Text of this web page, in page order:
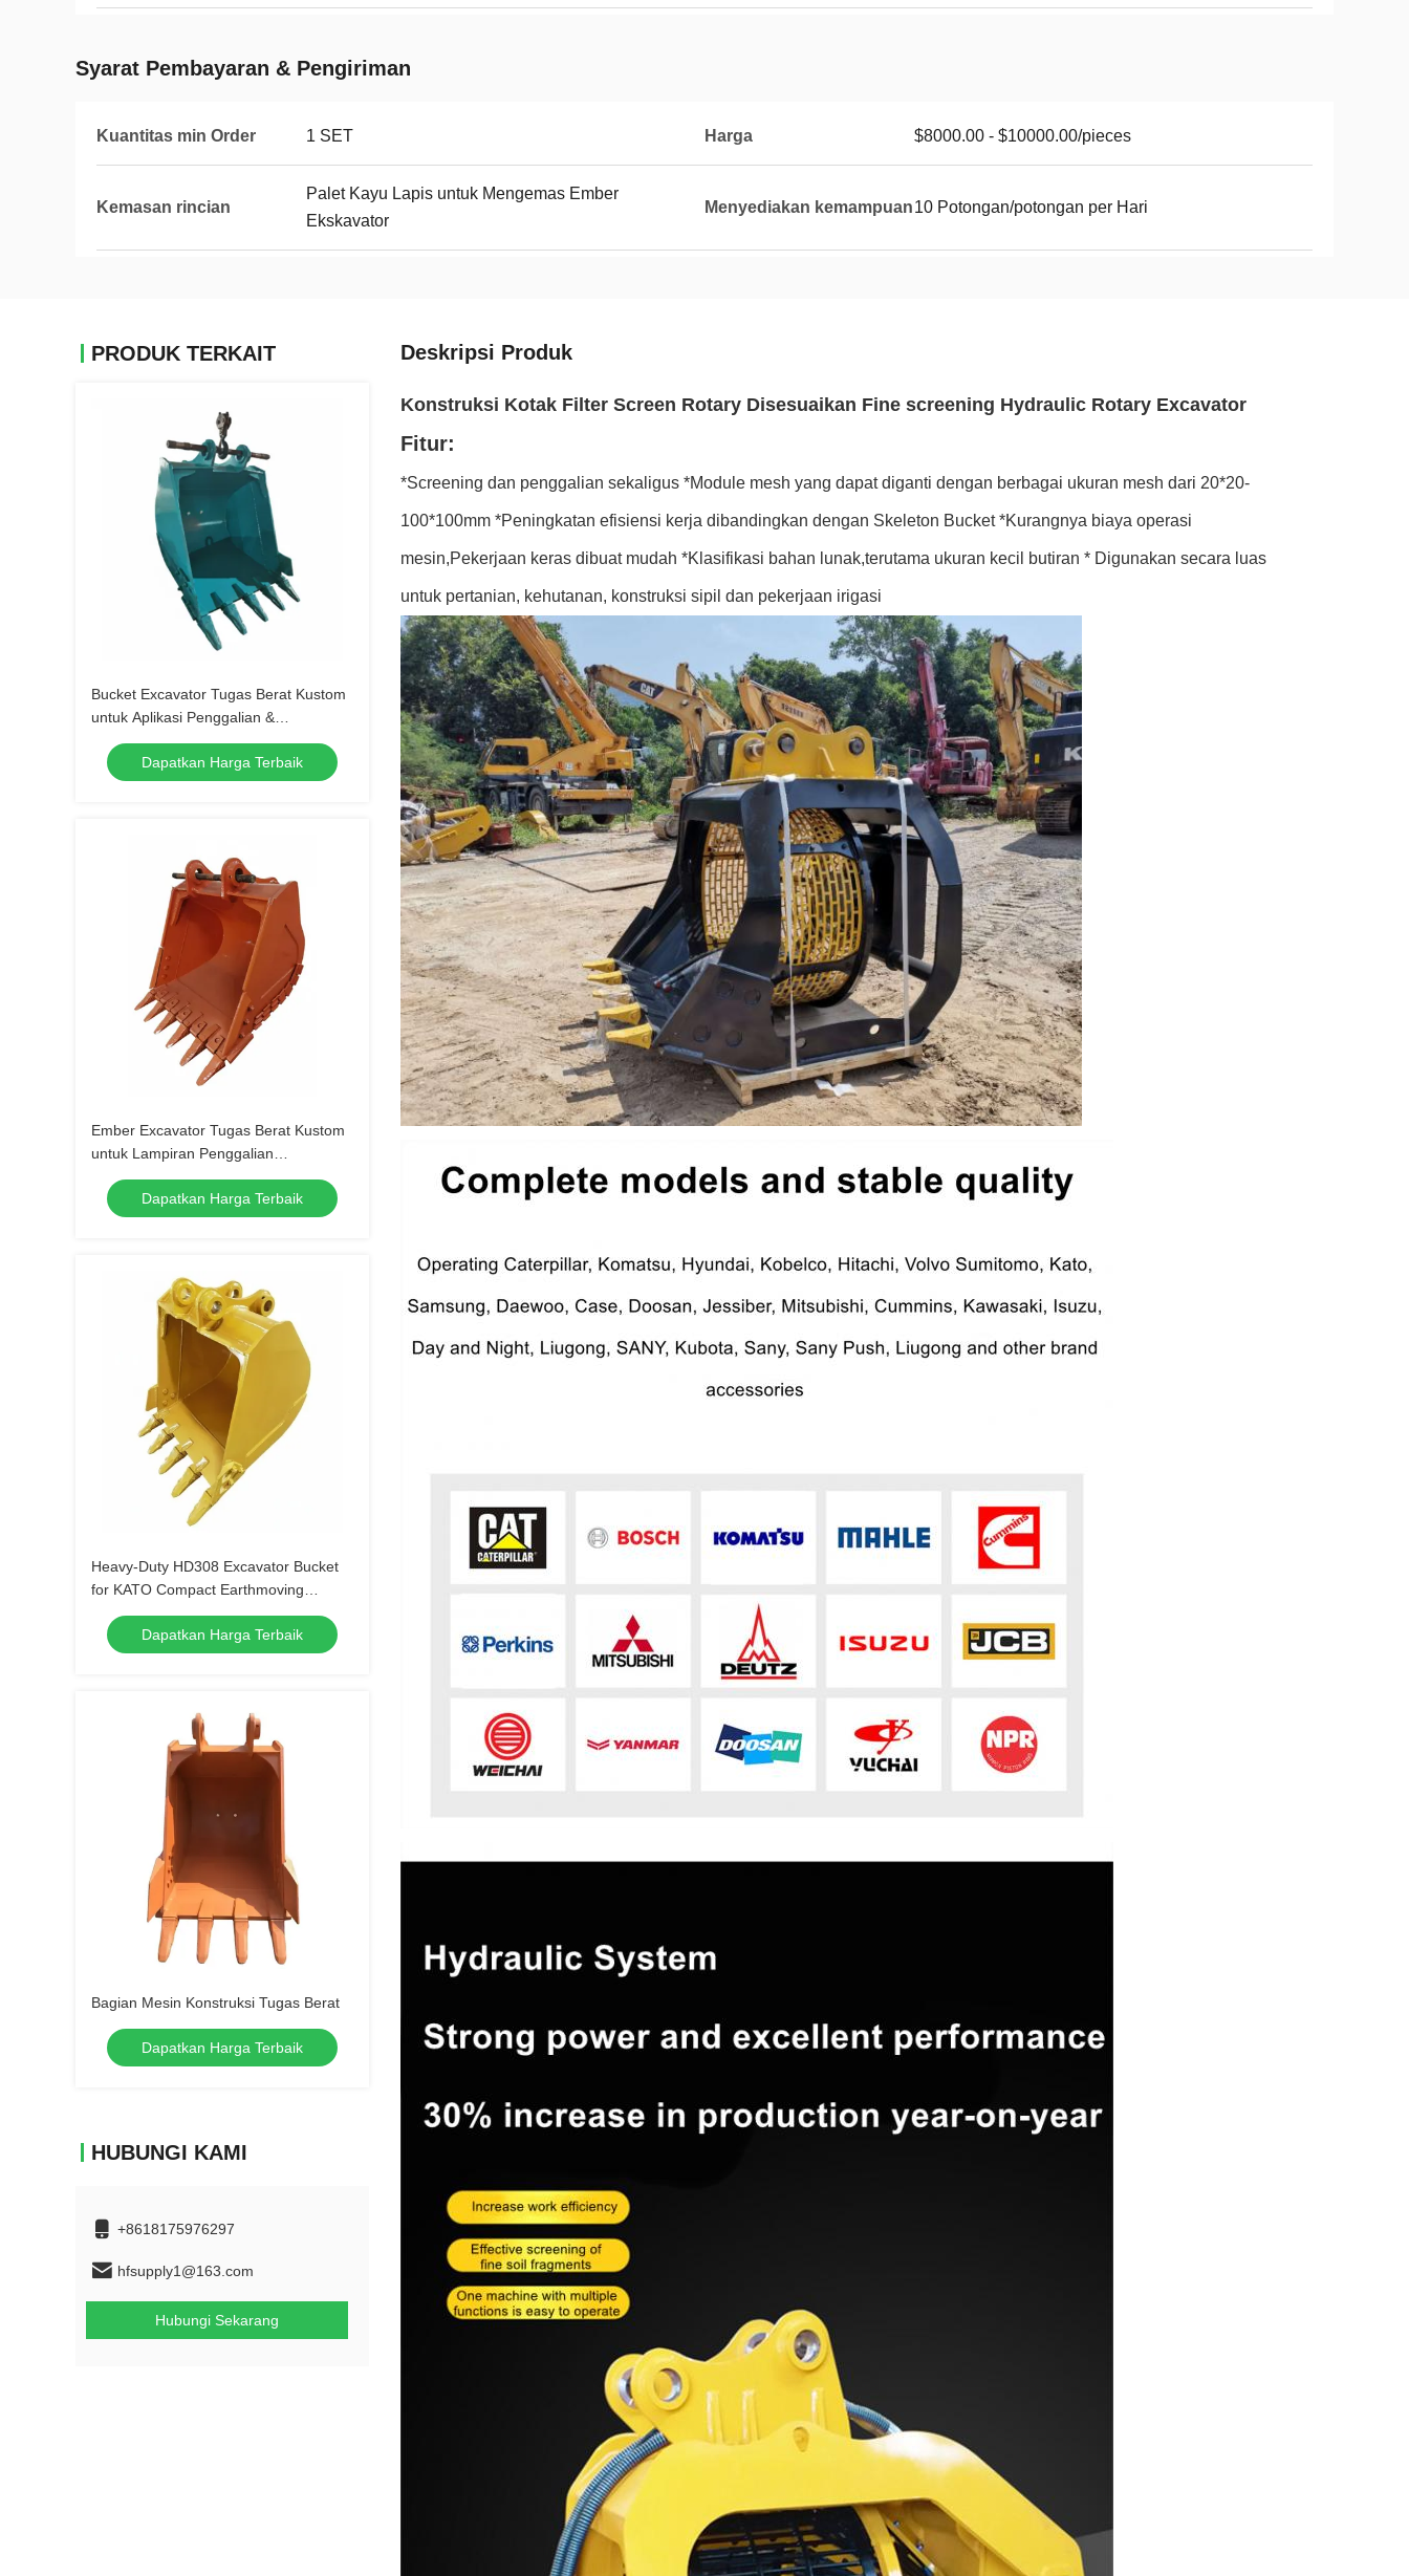
Syarat Pembayaran & Pengiriman
Kuantitas min Order 1 SET Harga $8000.00 - $10000.00/pieces
Kemasan rincian
Palet Kayu Lapis untuk Mengemas Ember
Ekskavator
Menyediakan kemampuan10 Potongan/potongan per Hari
PRODUK TERKAIT
Bucket Excavator Tugas Berat Kustom
untuk Aplikasi Penggalian &
Pemindahan Tanah Seri Kobelco
SK200
Dapatkan Harga Terbaik
Ember Excavator Tugas Berat Kustom
untuk Lampiran Penggalian
Pertambangan Konstruksi Hitachi
EX240
Dapatkan Harga Terbaik
Heavy-Duty HD308 Excavator Bucket
for KATO Compact Earthmoving
Machines - Digging and Trenching
AttachmentDapatkan Harga Terbaik
Bagian Mesin Konstruksi Tugas Berat
Dapatkan Harga Terbaik
HUBUNGI KAMI
+8618175976297
hfsupply1@163.com
Hubungi Sekarang
Deskripsi Produk
Konstruksi Kotak Filter Screen Rotary Disesuaikan Fine screening Hydraulic Rotary Excavator
Fitur:
*Screening dan penggalian sekaligus *Module mesh yang dapat diganti dengan berbagai ukuran mesh dari 20*20-
100*100mm *Peningkatan efisiensi kerja dibandingkan dengan Skeleton Bucket *Kurangnya biaya operasi
mesin,Pekerjaan keras dibuat mudah *Klasifikasi bahan lunak,terutama ukuran kecil butiran * Digunakan secara luas
untuk pertanian, kehutanan, konstruksi sipil dan pekerjaan irigasi